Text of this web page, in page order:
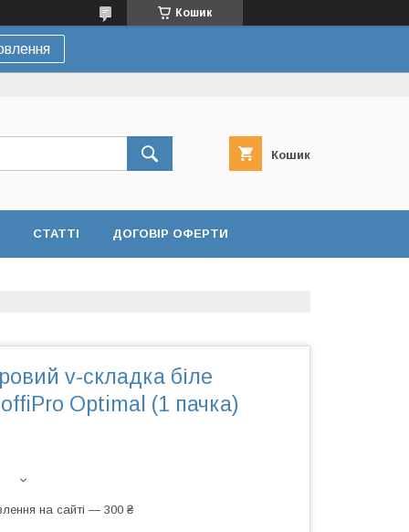
Кошик
Кошик
СТАТТІ ДОГОВІР ОФЕРТИ
v-складка біле
Optimal (1 пачка)
на сайті — 300 ₴